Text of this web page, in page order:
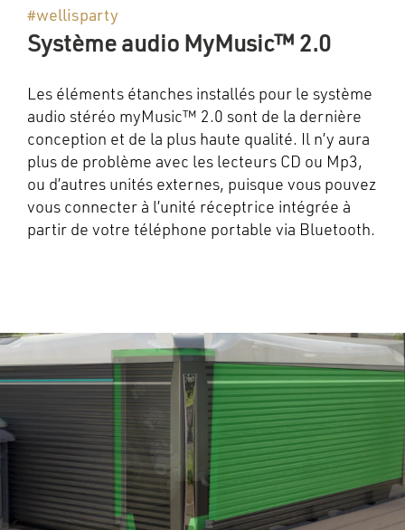
#wellisparty
Système audio MyMusic™ 2.0
Les éléments étanches installés pour le système
audio stéréo myMusic™ 2.0 sont de la dernière
conception et de la plus haute qualité. Il n’y aura
plus de problème avec les lecteurs CD ou Mp3,
ou d’autres unités externes, puisque vous pouvez
vous connecter à l’unité réceptrice intégrée à
partir de votre téléphone portable via Bluetooth.